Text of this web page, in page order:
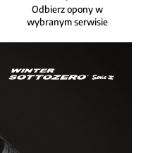
Odbierz opony w
wybranym serwisie